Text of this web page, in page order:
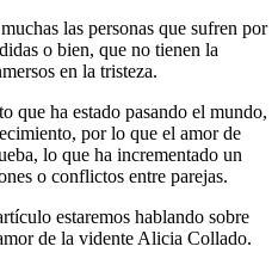
las personas que sufren por
o bien, que no tienen la
en la tristeza.
que ha estado pasando el mundo,
por lo que el amor de
lo que ha incrementado un
o conflictos entre parejas.
estaremos hablando sobre
de la vidente Alicia Collado.